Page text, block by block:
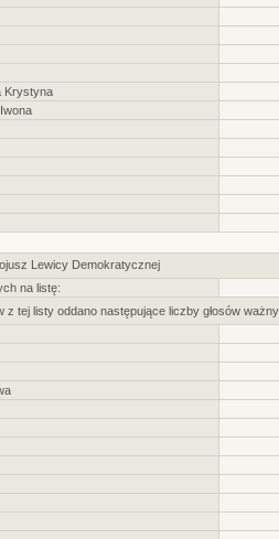
Krystyna
Lewicy Demokratycznej
na listę:
tej listy oddano następujące liczby głosów